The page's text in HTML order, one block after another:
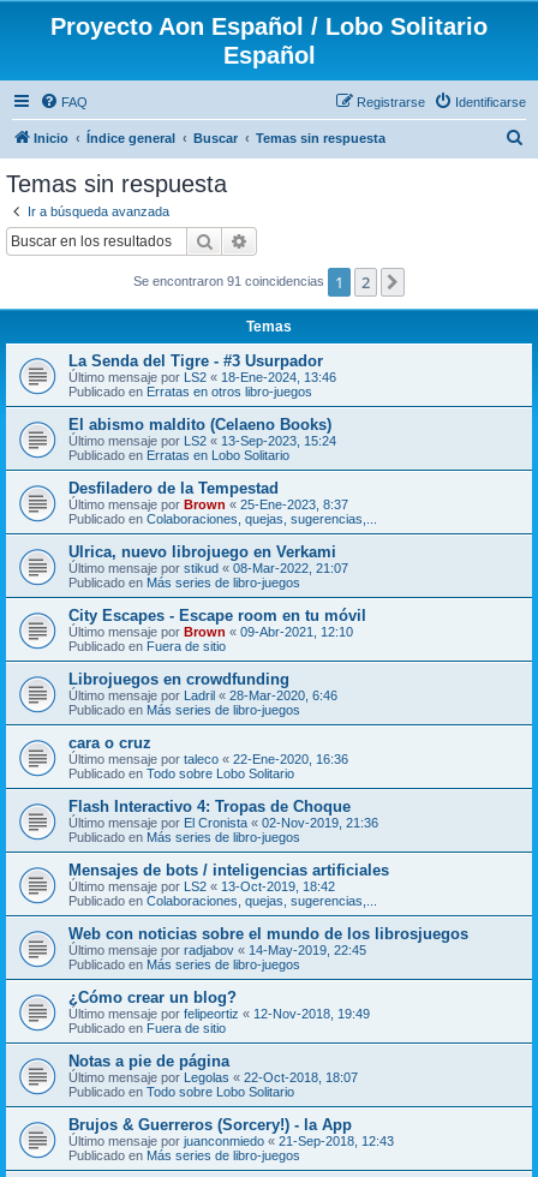
Proyecto Aon Español / Lobo Solitario
Español
FAQ Identificarse
Registrarse
Inicio Índice general Buscar Temas sin respuesta
Temas sin respuesta
Ir a búsqueda avanzada
Buscar
Se encontraron 91 coincidencias 1 2
Temas
La Senda del Tigre - #3 Usurpador
Último mensaje por LS2 « 18-Ene-2024, 13:46
Publicado en Erratas en otros libro-juegos
El abismo maldito (Celaeno Books)
Último mensaje por LS2 « 13-Sep-2023, 15:24
Publicado en Erratas en Lobo Solitario
Desfiladero de la Tempestad
Último mensaje por Brown « 25-Ene-2023, 8:37
Publicado en Colaboraciones, quejas, sugerencias,...
Ulrica, nuevo librojuego en Verkami
Último mensaje por stikud « 08-Mar-2022, 21:07
Publicado en Más series de libro-juegos
City Escapes - Escape room en tu móvil
Último mensaje por Brown « 09-Abr-2021, 12:10
Publicado en Fuera de sitio
Librojuegos en crowdfunding
Último mensaje por Ladril « 28-Mar-2020, 6:46
Publicado en Más series de libro-juegos
cara o cruz
Último mensaje por taleco « 22-Ene-2020, 16:36
Publicado en Todo sobre Lobo Solitario
Flash Interactivo 4: Tropas de Choque
Último mensaje por El Cronista « 02-Nov-2019, 21:36
Publicado en Más series de libro-juegos
Mensajes de bots / inteligencias artificiales
Último mensaje por LS2 « 13-Oct-2019, 18:42
Publicado en Colaboraciones, quejas, sugerencias,...
Web con noticias sobre el mundo de los librosjuegos
Último mensaje por radjabov « 14-May-2019, 22:45
Publicado en Más series de libro-juegos
¿Cómo crear un blog?
Último mensaje por felipeortiz « 12-Nov-2018, 19:49
Publicado en Fuera de sitio
Notas a pie de página
Último mensaje por Legolas « 22-Oct-2018, 18:07
Publicado en Todo sobre Lobo Solitario
Brujos & Guerreros (Sorcery!) - la App
Último mensaje por juanconmiedo « 21-Sep-2018, 12:43
Publicado en Más series de libro-juegos